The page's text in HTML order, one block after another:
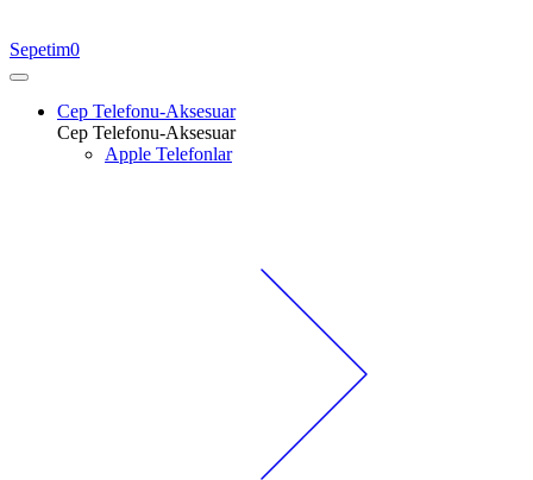
Sepetim0
Cep Telefonu-Aksesuar
Cep Telefonu-Aksesuar
Apple Telefonlar